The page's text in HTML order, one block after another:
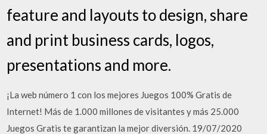
feature and layouts to design, share
and print business cards, logos,
presentations and more.
¡La web número 1 con los mejores Juegos 100% Gratis de
Internet! Más de 1.000 millones de visitantes y más 25.000
Juegos Gratis te garantizan la mejor diversión. 19/07/2020